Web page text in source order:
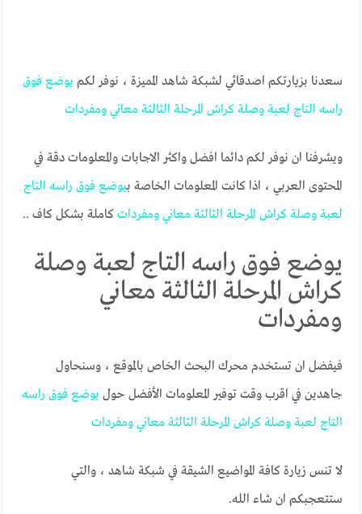
سعدنا بزيارتكم اصدقائي لشبكة شاهد المميزة ، نوفر لكم يوضع فوق
راسه التاج لعبة وصلة كراش المرحلة الثالثة معاني ومفردات
ويشرفنا ان نوفر لكم دائما افضل واكثر الاجابات والمعلومات دقة في
المحتوى العربي ، اذا كانت المعلومات الخاصة بيوضع فوق راسه التاج
لعبة وصلة كراش المرحلة الثالثة معاني ومفردات كاملة بشكل كاف ..
يوضع فوق راسه التاج لعبة وصلة
كراش المرحلة الثالثة معاني
ومفردات
فيفضل ان تستخدم محرك البحث الخاص بالموقع ، وسنحاول
جاهدين في اقرب وقت توفير المعلومات الأفضل حول يوضع فوق راسه
التاج لعبة وصلة كراش المرحلة الثالثة معاني ومفردات
لا تنس زيارة كافة المواضيع الشيقة في شبكة شاهد ، والتي
ستتعجبكم ان شاء الله.